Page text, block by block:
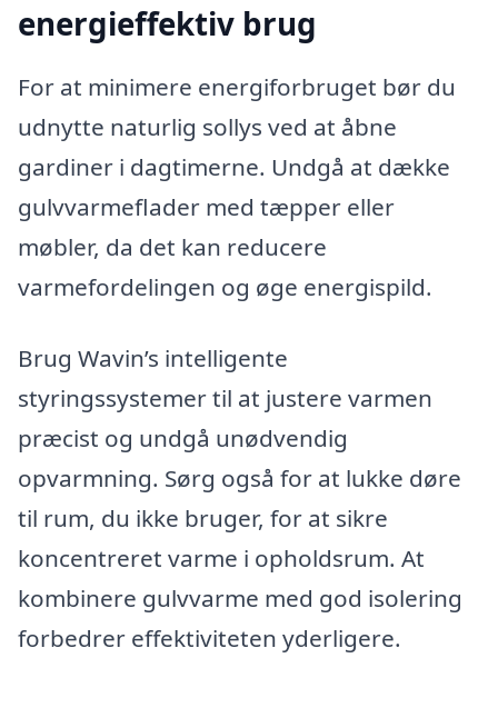
energieffektiv brug
For at minimere energiforbruget bør du
udnytte naturlig sollys ved at åbne
gardiner i dagtimerne. Undgå at dække
gulvvarmeflader med tæpper eller
møbler, da det kan reducere
varmefordelingen og øge energispild.
Brug Wavin’s intelligente
styringssystemer til at justere varmen
præcist og undgå unødvendig
opvarmning. Sørg også for at lukke døre
til rum, du ikke bruger, for at sikre
koncentreret varme i opholdsrum. At
kombinere gulvvarme med god isolering
forbedrer effektiviteten yderligere.